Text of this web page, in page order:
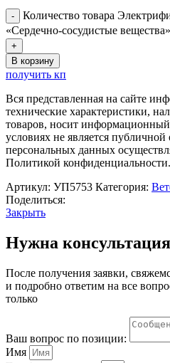
Количество товара
«Сердечно-сосудистые вещества»
В корзину
получить кп
Вся представленная на сайте
технические характеристики,
товаров, носит
условиях не является
персональных данных
Политикой конфиденциальности.
Артикул: УП5753 Категория:
Поделиться:
Закрыть
Нужна
После получения заявки,
и подробно ответим на все
только
Ваш вопрос по позиции:
Имя